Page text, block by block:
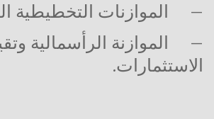
–
الموازنات التخطيطية
–
الموازنة الرأسمالية
الاستثمارات.